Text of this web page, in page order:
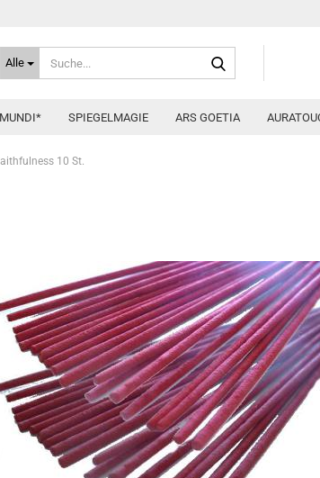
Alle
SPIEGELMAGIE ARS GOETIA
10 St.